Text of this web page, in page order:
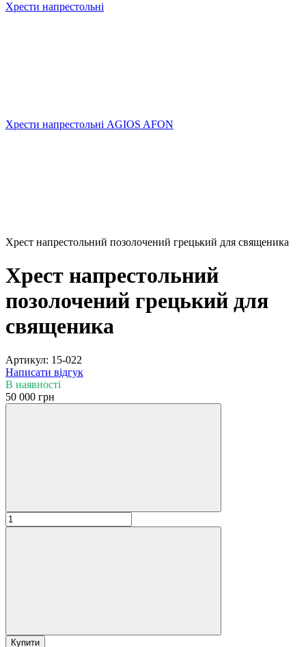
Хрести напрестольні
Хрести напрестольні AGIOS AFON
Хрест напрестольний позолочений грецький для священика
Хрест напрестольний
позолочений грецький для
священика
Артикул: 15-022
Написати відгук
В наявності
50 000 грн
Купити